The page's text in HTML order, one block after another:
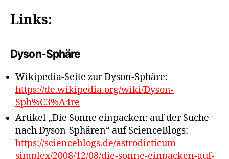
Links:
Dyson-Sphäre
Wikipedia-Seite zur Dyson-Sphäre:
https://de.wikipedia.org/wiki/Dyson-
Sph%C3%A4re
Artikel „Die Sonne einpacken: auf der Suche
nach Dyson-Sphären“ auf ScienceBlogs:
https://scienceblogs.de/astrodicticum-
simplex/2008/12/08/die-sonne-einpacken-auf-